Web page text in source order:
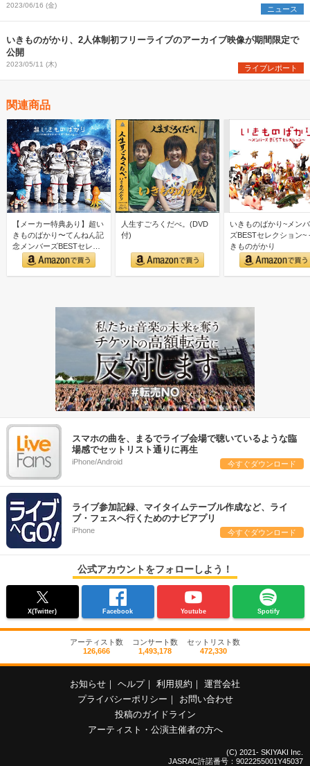
2023/06/16 (金) ニュース
いきものがかり、2人体制初フリーライブのアーカイブ映像が期間限定で
公開
2023/05/11 (木) ライブレポート
関連商品
【メーカー特典あり】超い
きものばかり〜てんねん記
念メンバーズBESTセレク
ション〜 (3CD)("…
人生すごろくだべ。(DVD
付)
いきものばかり~メン
ズBESTセレクション~
きものがかり
スマホの曲を、まるでライブ会場で聴いているような臨
場感でセットリスト通りに再生
iPhone/Android 今すぐダウンロード
ライブ参加記録、マイタイムテーブル作成など、ライ
ブ・フェスへ行くためのナビアプリ
iPhone 今すぐダウンロード
公式アカウントをフォローしよう！
X(Twitter) Facebook Youtube Spotify
アーティスト数
126,666
コンサート数
1,493,178
セットリスト数
472,330
お知らせ ｜ ヘルプ｜ 利用規約 ｜ 運営会社
プライバシーポリシー ｜
お問い合わせ
投稿のガイドライン
アーティスト・公演主催者の方へ
(C) 2021- SKIYAKI Inc.
JASRAC許諾番号：9022255001Y45037